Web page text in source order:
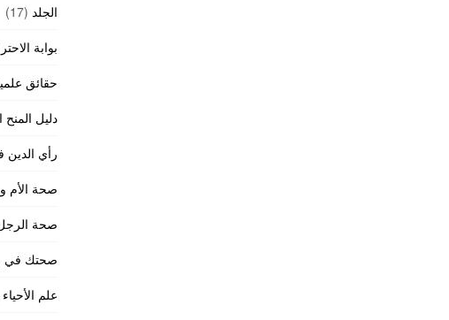
الجلد (17)
بوابة
حقائق
دليل المنح
رأي الدين
صحة الأم
صحة
صحتك في
علم